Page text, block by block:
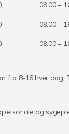
08.00 –
08.00 –
08.00 –
fra 8-16 hver dag.
og